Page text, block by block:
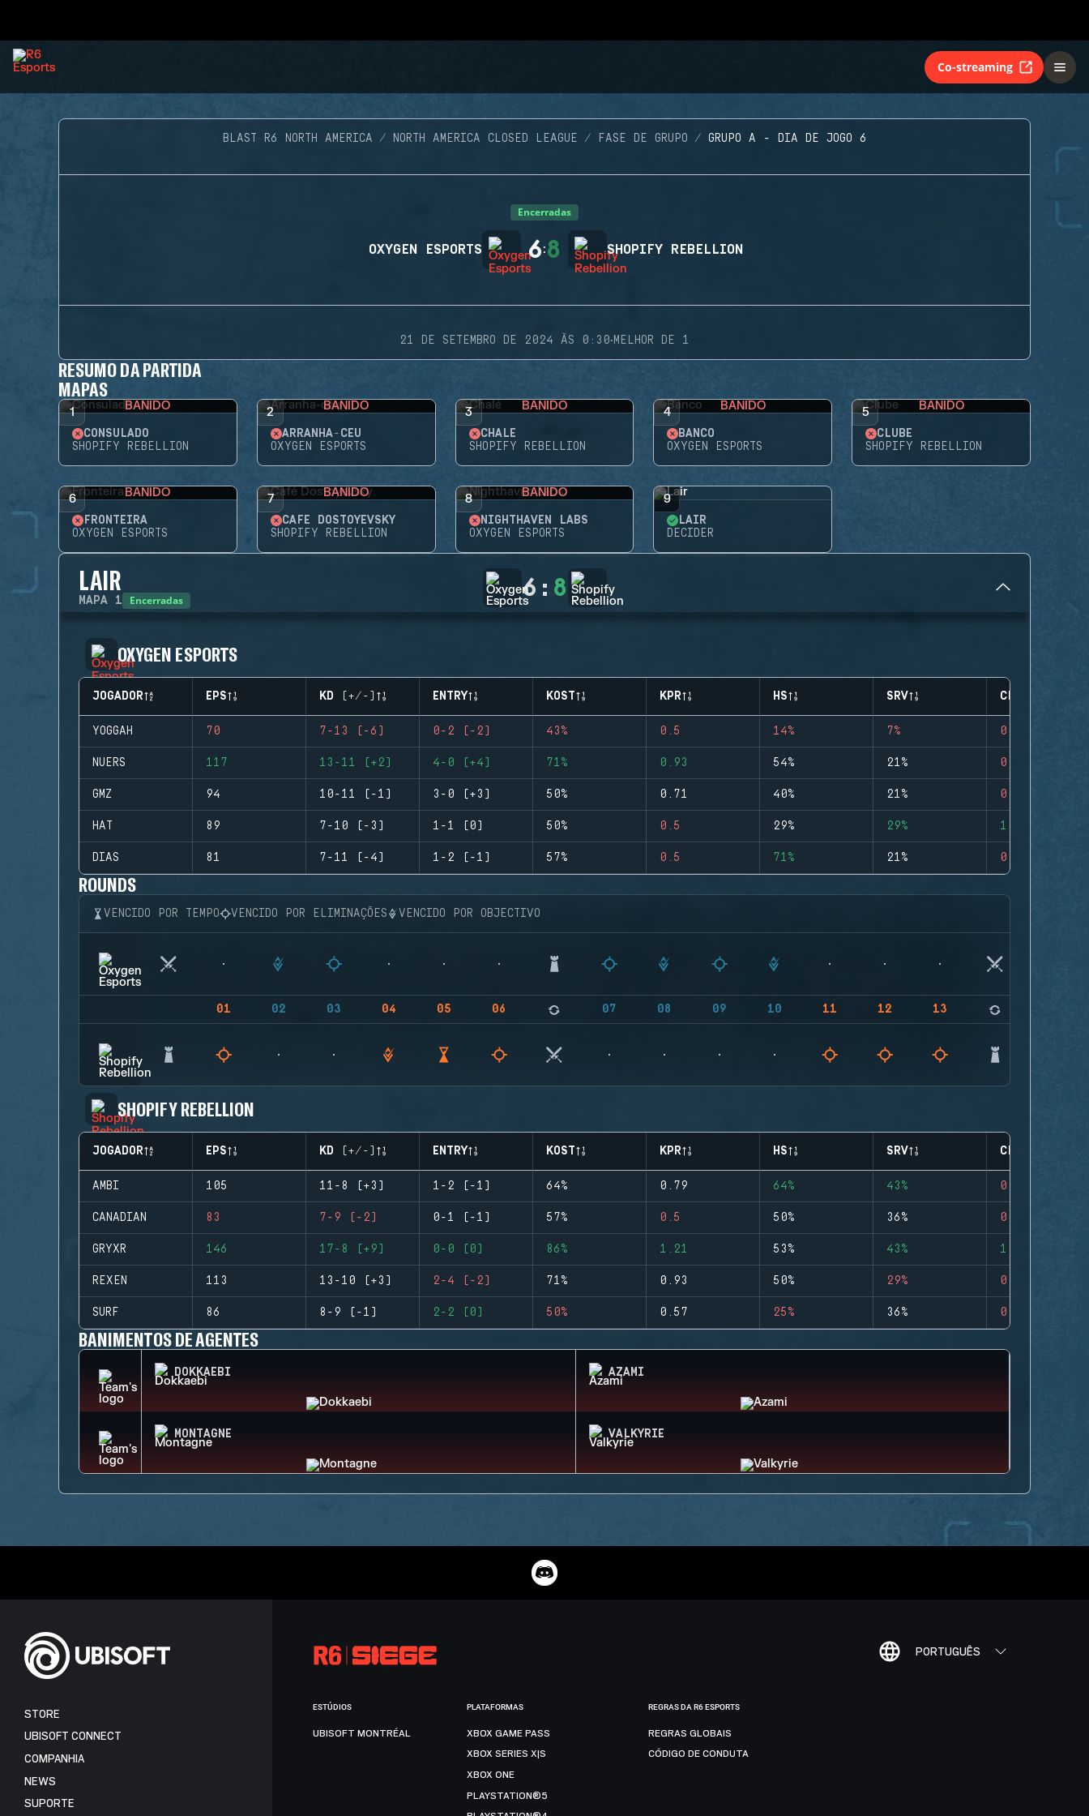
Co-streaming
BLAST R6 NORTH AMERICA NORTH AMERICA CLOSED LEAGUE FASE DE GRUPO GRUPO A - DIA DE JOGO 6
Encerradas
OXYGEN ESPORTS 6:8 SHOPIFY REBELLION
21 DE SETEMBRO DE 2024 ÀS 0:30·MELHOR DE 1
RESUMO DA PARTIDA
MAPAS
1 BANIDO
CONSULADO
SHOPIFY REBELLION
2 BANIDO
ARRANHA-CÉU
OXYGEN ESPORTS
3 BANIDO
CHALÉ
SHOPIFY REBELLION
4 BANIDO
BANCO
OXYGEN ESPORTS
5 BANIDO
CLUBE
SHOPIFY REBELLION
6 BANIDO
FRONTEIRA
OXYGEN ESPORTS
7 BANIDO
CAFÉ DOSTOYEVSKY
SHOPIFY REBELLION
8 BANIDO
NIGHTHAVEN LABS
OXYGEN ESPORTS
9
LAIR
DECIDER
LAIR
MAPA 1 Encerradas 6 : 8
OXYGEN ESPORTS
JOGADOR EPS KD (+/-) ENTRY KOST KPR HS SRV CLUTCHES
YOGGAH 70 7-13 (-6) 0-2 (-2) 43% 0.5 14% 7% 0
NUERS 117 13-11 (+2) 4-0 (+4) 71% 0.93 54% 21% 0
GMZ 94 10-11 (-1) 3-0 (+3) 50% 0.71 40% 21% 0
HAT 89 7-10 (-3) 1-1 (0) 50% 0.5 29% 29% 1
DIAS 81 7-11 (-4) 1-2 (-1) 57% 0.5 71% 21% 0
ROUNDS
VENCIDO POR TEMPO VENCIDO POR ELIMINAÇÕES VENCIDO POR OBJECTIVO
01 02 03 04 05 06 07 08 09 10 11 12 13
SHOPIFY REBELLION
JOGADOR EPS KD (+/-) ENTRY KOST KPR HS SRV CLUTCHES
AMBI 105 11-8 (+3) 1-2 (-1) 64% 0.79 64% 43% 0
CANADIAN 83 7-9 (-2) 0-1 (-1) 57% 0.5 50% 36% 0
GRYXR 146 17-8 (+9) 0-0 (0) 86% 1.21 53% 43% 1
REXEN 113 13-10 (+3) 2-4 (-2) 71% 0.93 50% 29% 0
SURF 86 8-9 (-1) 2-2 (0) 50% 0.57 25% 36% 0
BANIMENTOS DE AGENTES
DOKKAEBI AZAMI
MONTAGNE VALKYRIE
PORTUGUÊS
STORE
UBISOFT CONNECT
COMPANHIA
NEWS
SUPORTE
ESTÚDIOS
UBISOFT MONTRÉAL
PLATAFORMAS
XBOX GAME PASS
XBOX SERIES X|S
XBOX ONE
PLAYSTATION®5
REGRAS DA R6 ESPORTS
REGRAS GLOBAIS
CÓDIGO DE CONDUTA